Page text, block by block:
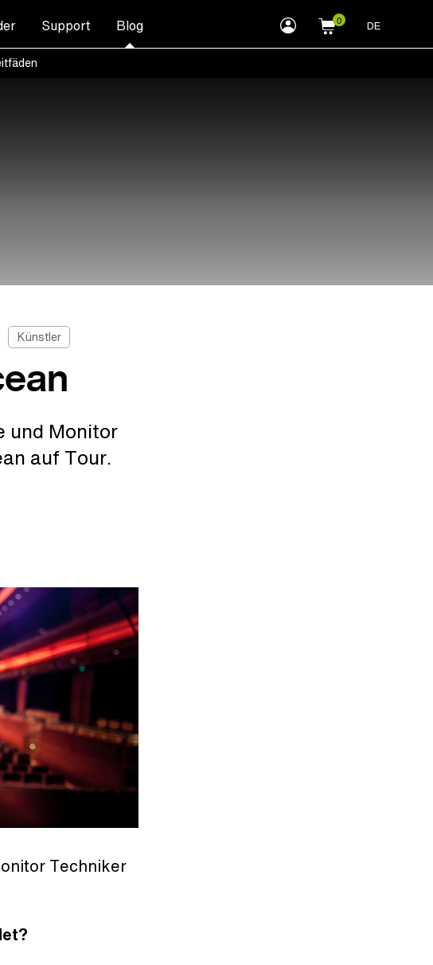
Support Blog myLEWITT
Account
DE
Künstler
und Monitor
auf Tour.
Techniker